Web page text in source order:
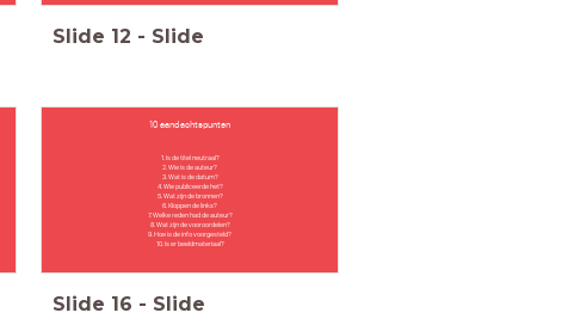
Slide 12 - Slide
10 aandachtspunten
1. Is de titel neutraal?
2. Wie is de auteur?
3. Wat is de datum?
4. Wie publiceerde het?
5. Wat zijn de bronnen?
6. Kloppen de links?
7. Welke reden had de auteur?
8. Wat zijn de vooroordelen?
9. Hoe is de info voorgesteld?
10. Is er beeldmateriaal?
Slide 16 - Slide